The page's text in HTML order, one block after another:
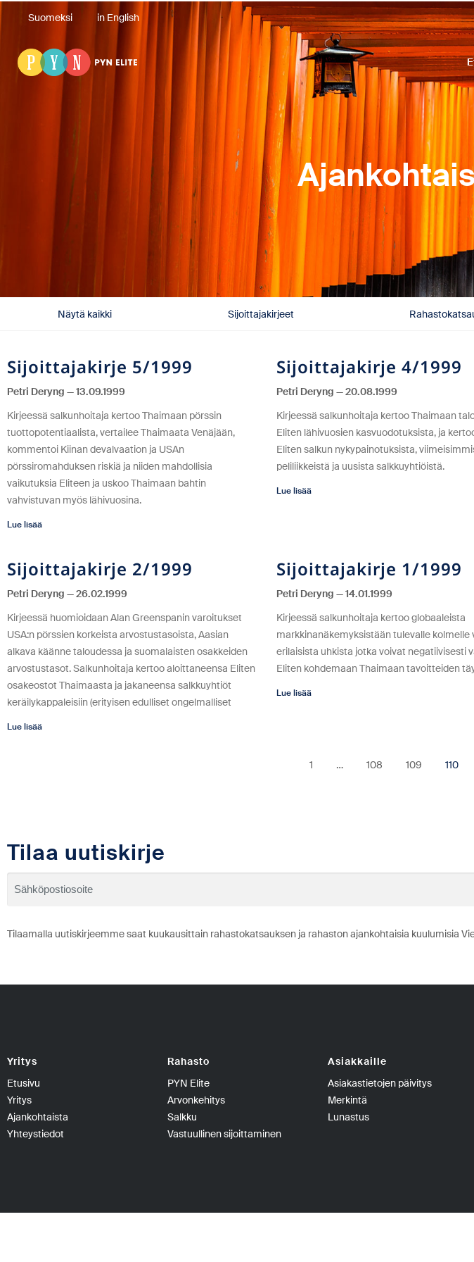
Suomeksi in English
Näytä kaikki Sijoittajakirjeet
Sijoittajakirje 5/1999
Petri Deryng
13.09.1999
Kirjeessä salkunhoitaja kertoo Thaimaan pörssin
tuottopotentiaalista, vertailee Thaimaata Venäjään,
kommentoi Kiinan devalvaation ja USAn
pörssiromahduksen riskiä ja niiden mahdollisia
vaikutuksia Eliteen ja uskoo Thaimaan bahtin
vahvistuvan myös lähivuosina.
Lue lisää
Sijoittajakirje 4/1999
Petri Deryng
20.08.1999
Kirjeessä salkunhoitaja kertoo Thaimaan
Eliten lähivuosien kasvuodotuksista, ja
Eliten salkun nykypainotuksista,
peliliikkeistä ja uusista salkkuyhtiöistä.
Lue lisää
Sijoittajakirje 2/1999
Petri Deryng
26.02.1999
Kirjeessä huomioidaan Alan Greenspanin varoitukset
USA:n pörssien korkeista arvostustasoista, Aasian
alkava käänne taloudessa ja suomalaisten osakkeiden
arvostustasot. Salkunhoitaja kertoo aloittaneensa Eliten
osakeostot Thaimaasta ja jakaneensa salkkuyhtiöt
keräilykappaleisiin (erityisen edulliset ongelmalliset
Lue lisää
Sijoittajakirje 1/1999
Petri Deryng
14.01.1999
Kirjeessä salkunhoitaja kertoo globaaleista
markkinanäkemyksistään tulevalle kolmelle
erilaisista uhkista jotka voivat negatiivisesti
Eliten kohdemaan Thaimaan tavoitteiden
Lue lisää
1 … 108 109 110
Tilaa uutiskirje
Tilaamalla uutiskirjeemme saat kuukausittain rahastokatsauksen ja rahaston ajankohtaisia kuulumisia
Yritys
Etusivu
Yritys
Ajankohtaista
Yhteystiedot
Rahasto
PYN Elite
Arvonkehitys
Salkku
Vastuullinen sijoittaminen
Asiakkaille
Asiakastietojen päivitys
Merkintä
Lunastus